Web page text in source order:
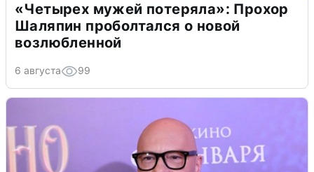
«Четырех мужей потеряла»: Прохор
Шаляпин проболтался о новой
возлюбленной
6 августа 99